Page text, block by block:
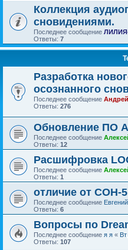
Коллекция
сновидениями.
Последнее сообщение
Ответы: 7
Разработка
осознанного
Последнее сообщение
Ответы: 276
Обновление ПО
Последнее сообщение
Ответы: 12
Расшифровка
Последнее сообщение
Ответы: 1
отличие от СОН-5
Последнее сообщение
Ответы: 6
Вопросы по
Последнее сообщение я я «
Ответы: 107